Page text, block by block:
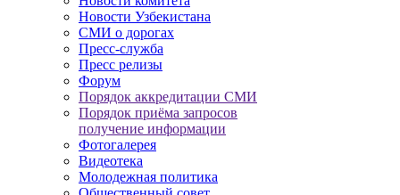
Новости Узбекистана
СМИ о дорогах
Пресс-служба
Пресс релизы
Форум
Порядок аккредитации СМИ
Порядок приёма запросов
получение информации
Фотогалерея
Видеотека
Молодежная политика